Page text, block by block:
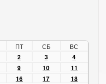
ПТ СБ ВС
2 3
4
9 10
11
16 17
18